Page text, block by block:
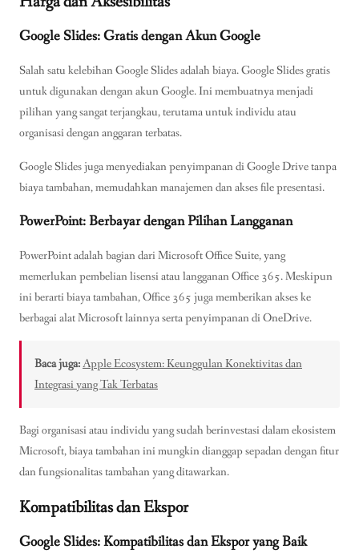
Google Slides: Gratis dengan Akun Google
Salah satu kelebihan Google Slides adalah biaya. Google Slides gratis
untuk digunakan dengan akun Google. Ini membuatnya menjadi
pilihan yang sangat terjangkau, terutama untuk individu atau
organisasi dengan anggaran terbatas.
Google Slides juga menyediakan penyimpanan di Google Drive tanpa
biaya tambahan, memudahkan manajemen dan akses file presentasi.
PowerPoint: Berbayar dengan Pilihan Langganan
PowerPoint adalah bagian dari Microsoft Office Suite, yang
memerlukan pembelian lisensi atau langganan Office 365. Meskipun
ini berarti biaya tambahan, Office 365 juga memberikan akses ke
berbagai alat Microsoft lainnya serta penyimpanan di OneDrive.
Baca juga:Apple Ecosystem: Keunggulan Konektivitas dan
Integrasi yang Tak Terbatas
Bagi organisasi atau individu yang sudah berinvestasi dalam ekosistem
Microsoft, biaya tambahan ini mungkin dianggap sepadan dengan fitur
dan fungsionalitas tambahan yang ditawarkan.
Kompatibilitas dan Ekspor
Google Slides: Kompatibilitas dan Ekspor yang Baik